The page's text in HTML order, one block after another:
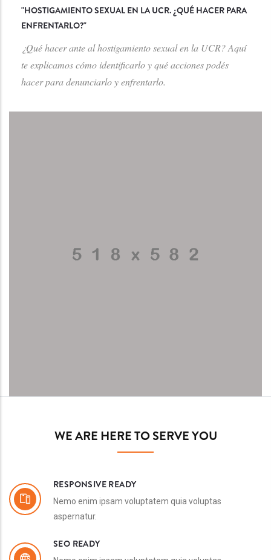
"HOSTIGAMIENTO SEXUAL EN LA UCR. ¿QUÉ HACER PARA
ENFRENTARLO?"
¿Qué hacer ante al hostigamiento sexual en la UCR? Aquí
te explicamos cómo identificarlo y qué acciones podés
hacer para denunciarlo y enfrentarlo.
WE ARE HERE TO SERVE YOU
RESPONSIVE READY
Nemo enim ipsam voluptatem quia voluptas
aspernatur.
SEO READY